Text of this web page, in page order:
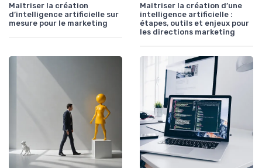
Maîtriser la création
d’intelligence artificielle sur
mesure pour le marketing
Maîtriser la création d’une
intelligence artificielle :
étapes, outils et enjeux pour
les directions marketing